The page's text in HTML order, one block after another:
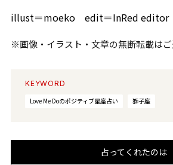
illust＝moeko edit＝InRed editor
※画像・イラスト・文章の無断転載はご
KEYWORD
Love Me Doのポジティブ星座占い
獅子座
占ってくれたのは